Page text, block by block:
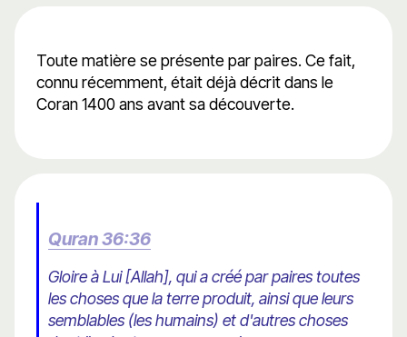
Toute matière se présente par paires. Ce fait,
connu récemment, était déjà décrit dans le
Coran 1400 ans avant sa découverte.
Quran 36:36
Gloire à Lui [Allah], qui a créé par paires toutes
les choses que la terre produit, ainsi que leurs
semblables (les humains) et d'autres choses